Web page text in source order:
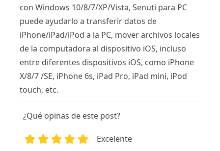
con Windows 10/8/7/XP/Vista, Senuti para PC
puede ayudarlo a transferir datos de
iPhone/iPad/iPod a la PC, mover archivos locales
de la computadora al dispositivo iOS, incluso
entre diferentes dispositivos iOS, como iPhone
X/8/7 /SE, iPhone 6s, iPad Pro, iPad mini, iPod
touch, etc.
¿Qué opinas de este post?
Excelente